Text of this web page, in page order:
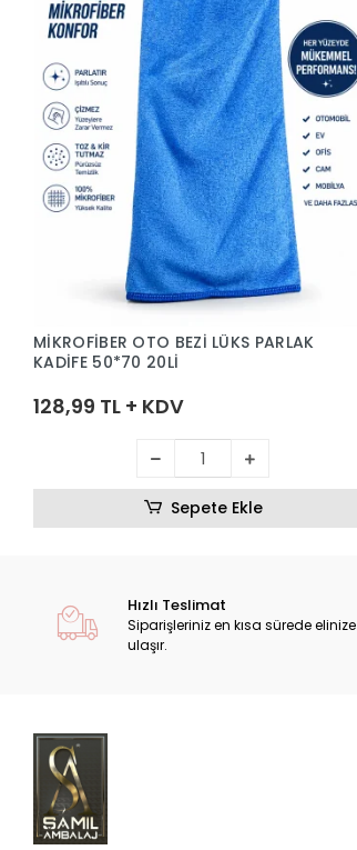
MİKROFİBER OTO BEZİ LÜKS PARLAK
KADİFE 50*70 20Lİ
128,99 TL + KDV
Sepete Ekle
Hızlı Teslimat
Siparişleriniz en kısa sürede elinize
ulaşır.